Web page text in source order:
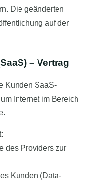
Die geänderten
auf der
– Vertrag
Kunden SaaS-
Internet im Bereich
des Providers zur
Kunden (Data-